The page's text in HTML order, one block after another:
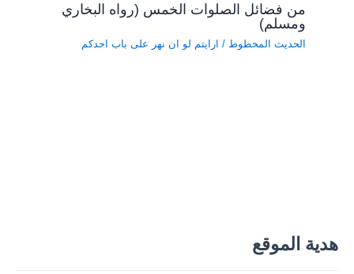
هدية الموقع
من فضائل الصلوات الخمس (رواه البخاري
ومسلم)
الحديث المخطوط / ارايتم لو ان نهر على باب احدكم